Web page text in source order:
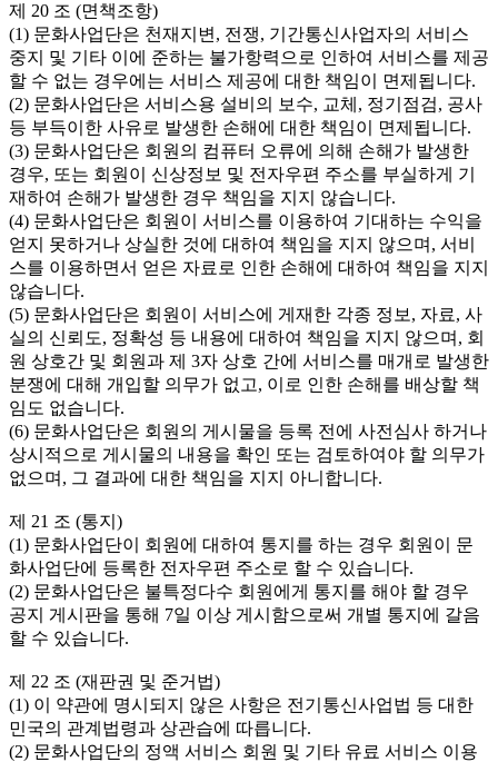
제 20 조 (면책조항)
(1) 문화사업단은 천재지변, 전쟁, 기간통신사업자의 서비스
중지 및 기타 이에 준하는 불가항력으로 인하여 서비스를 제공
할 수 없는 경우에는 서비스 제공에 대한 책임이 면제됩니다.
(2) 문화사업단은 서비스용 설비의 보수, 교체, 정기점검, 공사
등 부득이한 사유로 발생한 손해에 대한 책임이 면제됩니다.
(3) 문화사업단은 회원의 컴퓨터 오류에 의해 손해가 발생한
경우, 또는 회원이 신상정보 및 전자우편 주소를 부실하게 기
재하여 손해가 발생한 경우 책임을 지지 않습니다.
(4) 문화사업단은 회원이 서비스를 이용하여 기대하는 수익을
얻지 못하거나 상실한 것에 대하여 책임을 지지 않으며, 서비
스를 이용하면서 얻은 자료로 인한 손해에 대하여 책임을 지지
않습니다.
(5) 문화사업단은 회원이 서비스에 게재한 각종 정보, 자료, 사
실의 신뢰도, 정확성 등 내용에 대하여 책임을 지지 않으며, 회
원 상호간 및 회원과 제 3자 상호 간에 서비스를 매개로 발생한
분쟁에 대해 개입할 의무가 없고, 이로 인한 손해를 배상할 책
임도 없습니다.
(6) 문화사업단은 회원의 게시물을 등록 전에 사전심사 하거나
상시적으로 게시물의 내용을 확인 또는 검토하여야 할 의무가
없으며, 그 결과에 대한 책임을 지지 아니합니다.
제 21 조 (통지)
(1) 문화사업단이 회원에 대하여 통지를 하는 경우 회원이 문
화사업단에 등록한 전자우편 주소로 할 수 있습니다.
(2) 문화사업단은 불특정다수 회원에게 통지를 해야 할 경우
공지 게시판을 통해 7일 이상 게시함으로써 개별 통지에 갈음
할 수 있습니다.
제 22 조 (재판권 및 준거법)
(1) 이 약관에 명시되지 않은 사항은 전기통신사업법 등 대한
민국의 관계법령과 상관습에 따릅니다.
(2) 문화사업단의 정액 서비스 회원 및 기타 유료 서비스 이용